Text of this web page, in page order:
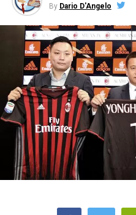
By Dario D'Angelo